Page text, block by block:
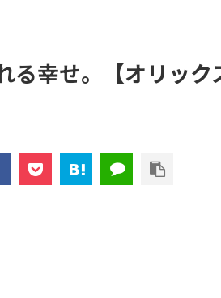
る幸せ。【オリック